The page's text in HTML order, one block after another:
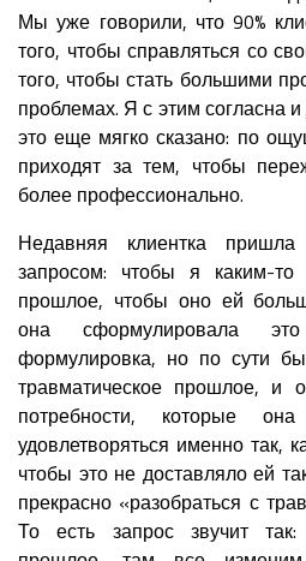
Мы уже говорили, что 90%
того, чтобы справляться со
того, чтобы стать большими
проблемах. Я с этим согласна
это еще мягко сказано: по
приходят за тем, чтобы
более профессионально.
Недавняя клиентка
запросом: чтобы я каким-
прошлое, чтобы оно ей
она сформулировала
формулировка, но по сути
травматическое прошлое, и
потребности, которые
удовлетворяться именно так,
чтобы это не доставляло ей
прекрасно «разобраться с
То есть запрос звучит